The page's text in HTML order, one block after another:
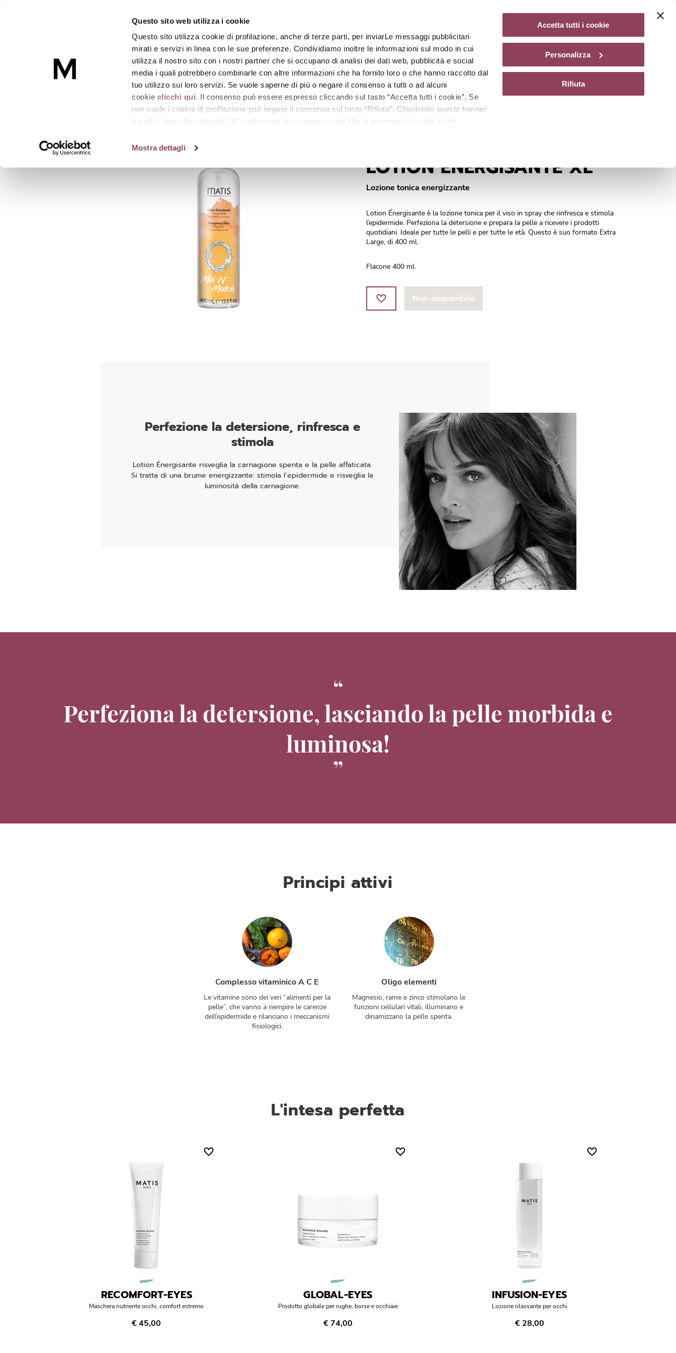
Questo sito web utilizza i cookie
Questo sito utilizza cookie di profilazione, anche di terze parti, per inviarLe messaggi pubblicitari
mirati e servizi in linea con le sue preferenze. Condividiamo inoltre le informazioni sul modo in cui
utilizza il nostro sito con i nostri partner che si occupano di analisi dei dati web, pubblicità e social
media i quali potrebbero combinarle con altre informazioni che ha fornito loro o che hanno raccolto dal
tuo utilizzo sui loro servizi. Se vuole saperne di più o negare il consenso a tutti o ad alcuni
cookie clicchi qui. Il consenso può essere espresso cliccando sul tasto “Accetta tutti i cookie”. Se
non vuole i cookie di profilazione può negare il consenso sul tasto “Rifiuta”. Chiudendo questo banner
tramite l’apposito comando “X” continuerai la navigazione del sito in assenza di cookie o altri
Mostra dettagli
Accetta tutti i cookie
Personalizza
Rifiuta
Skincare Linee Trattamenti Centri estetici Matis Paris Magazine
LOTION ENERGISANTE XL Non disponibile
LOTION ENERGISANTE XL
LOTION ENERGISANTE XL
Lozione tonica energizzante
Lotion Énergisante è la lozione tonica per il viso in spray che rinfresca e stimola
l’epidermide. Perfeziona la detersione e prepara la pelle a ricevere i prodotti
quotidiani. Ideale per tutte le pelli e per tutte le età. Questo è suo formato Extra
Large, di 400 ml.
Flacone 400 ml.
Non disponibile
Perfezione la detersione, rinfresca e
stimola
Lotion Énergisante risveglia la carnagione spenta e la pelle affaticata.
Si tratta di una brume energizzante: stimola l’epidermide e risveglia la
luminosità della carnagione.
Perfeziona la detersione, lasciando la pelle morbida e
luminosa!
Principi attivi
Complesso vitaminico A C E
Le vitamine sono dei veri “alimenti per la
pelle”, che vanno a riempire le carenze
dell’epidermide e rilanciano i meccanismi
fisiologici.
Oligo elementi
Magnesio, rame e zinco stimolano le
funzioni cellulari vitali, illuminano e
dinamizzano la pelle spenta.
L'intesa perfetta
RECOMFORT-EYES
Maschera nutriente occhi, comfort estremo
€ 45,00
GLOBAL-EYES
Prodotto globale per rughe, borse e occhiaie
€ 74,00
INFUSION-EYES
Lozione rilassante per occhi
€ 28,00